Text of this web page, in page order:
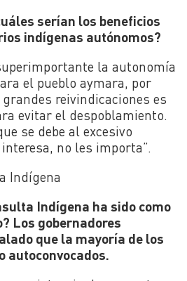
serían los beneficios
indígenas autónomos?
la autonomía
el pueblo aymara, por
reivindicaciones es
evitar el despoblamiento.
se debe al excesivo
no les importa”.
Indígena
Indígena ha sido como
Los gobernadores
que la mayoría de los
autoconvocados.